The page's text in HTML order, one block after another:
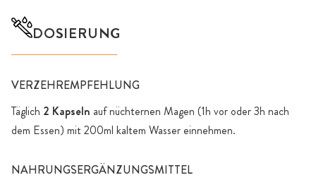
DOSIERUNG
VERZEHREMPFEHLUNG
Täglich 2 Kapseln auf nüchternen Magen (1h vor oder 3h nach
dem Essen) mit 200ml kaltem Wasser einnehmen.
NAHRUNGSERGÄNZUNGSMITTEL